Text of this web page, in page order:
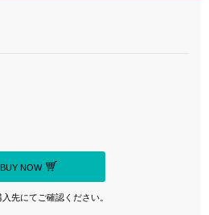
BUY NOW
先にてご確認ください。